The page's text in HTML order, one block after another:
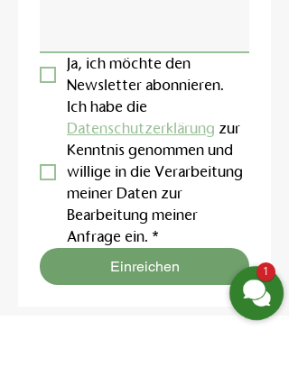
Ja, ich möchte den
Newsletter abonnieren.
Datenschutzerklärung zur
Kenntnis genommen und
willige in die Verarbeitung
meiner Daten zur
Bearbeitung meiner
Anfrage ein. *
Einreichen 1